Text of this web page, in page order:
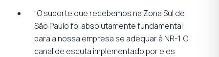
"O suporte que recebemos na Zona Sul de
São Paulo foi absolutamente fundamental
para a nossa empresa se adequar à NR-1. O
canal de escuta implementado por eles